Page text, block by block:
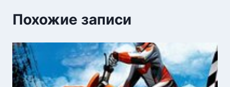
Похожие записи